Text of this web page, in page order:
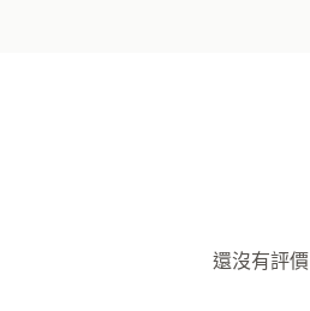
還沒有評價